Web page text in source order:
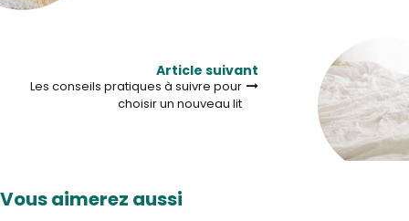
Article suivant
Les conseils pratiques à suivre pour
choisir un nouveau lit
Vous aimerez aussi